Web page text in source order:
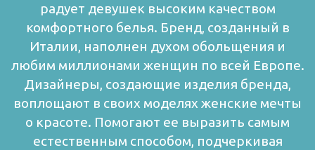
радует девушек высоким качеством
комфортного белья. Бренд, созданный в
Италии, наполнен духом обольщения и
любим миллионами женщин по всей Европе.
Дизайнеры, создающие изделия бренда,
воплощают в своих моделях женские мечты
о красоте. Помогают ее выразить самым
естественным способом, подчеркивая